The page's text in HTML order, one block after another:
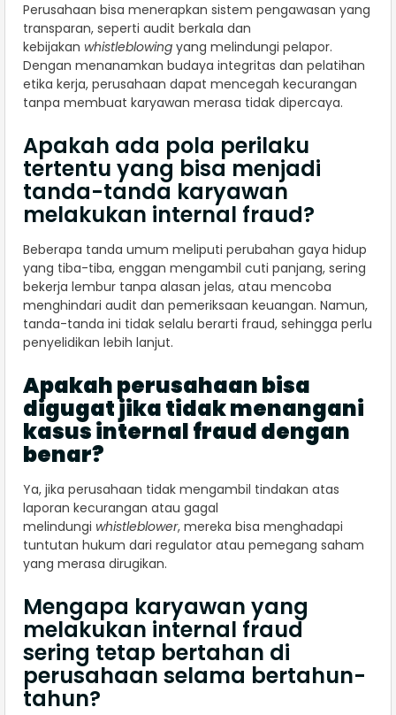
Perusahaan bisa menerapkan sistem pengawasan yang
transparan, seperti audit berkala dan
kebijakan whistleblowing yang melindungi pelapor.
Dengan menanamkan budaya integritas dan pelatihan
etika kerja, perusahaan dapat mencegah kecurangan
tanpa membuat karyawan merasa tidak dipercaya.
Apakah ada pola perilaku
tertentu yang bisa menjadi
tanda-tanda karyawan
melakukan internal fraud?
Beberapa tanda umum meliputi perubahan gaya hidup
yang tiba-tiba, enggan mengambil cuti panjang, sering
bekerja lembur tanpa alasan jelas, atau mencoba
menghindari audit dan pemeriksaan keuangan. Namun,
tanda-tanda ini tidak selalu berarti fraud, sehingga perlu
penyelidikan lebih lanjut.
Apakah perusahaan bisa
digugat jika tidak menangani
kasus internal fraud dengan
benar?
Ya, jika perusahaan tidak mengambil tindakan atas
laporan kecurangan atau gagal
melindungi whistleblower, mereka bisa menghadapi
tuntutan hukum dari regulator atau pemegang saham
yang merasa dirugikan.
Mengapa karyawan yang
melakukan internal fraud
sering tetap bertahan di
perusahaan selama bertahun-
tahun?